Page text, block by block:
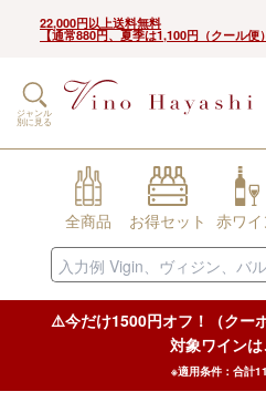
22,000円以上送料無料
【通常880円、夏季は1,100円（クール便
ジャンル
別に見る
全商品 お得セット 赤ワイ
⚠️今だけ1500円オフ！（クー
対象ワイン
※適用条件：合計